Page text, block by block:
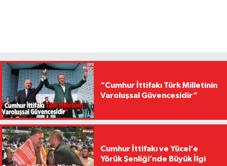
“Cumhur İttifakı Türk Milletinin
Varoluşsal Güvencesidir”
Cumhur İttifakı ve Yücel’e
Yörük Şenliği’nde Büyük İlgi